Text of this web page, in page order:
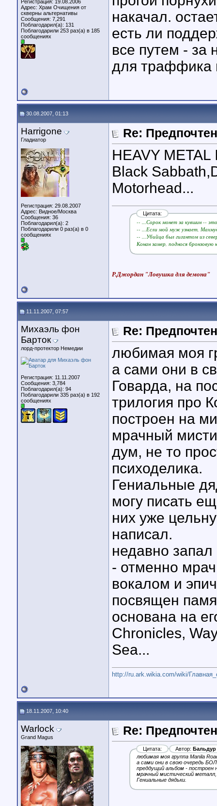
Регистрация: 19.08.2006
Адрес: Храм Очищения от
скверны альтернативы
Сообщения: 7,291
Поблагодарил(а): 131
Поблагодарили 253 раз(а) в 185
сообщениях
накачал.
есть ли
все путем - за
для траффика
30.08.2007, 01:13
Harrigone
Гладиатор
Регистрация: 29.08.2007
Адрес: Видное/Москва
Сообщения: 36
Поблагодарил(а): 2
Поблагодарили 0 раз(а) в 0
сообщениях
Re:
HEAVY METAL
Black
Motorhead...
Цитата:
-- ...Сорок монет за кувшин --
-- ...Если мой муж узнает,
-- ...Убийца был гигантом из
Конан замер, поднося бронзовую
Р.Джордан "Ловушка для демона"
11.11.2007, 07:57
Михаэль фон
Барток
лорд-протектор Немедии
Регистрация: 11.11.2007
Сообщения: 3,784
Поблагодарил(а): 94
Поблагодарили 335 раз(а) в 192
сообщениях
Re:
любимая моя
а сами они в
Говарда, на
трилогия про
построен на
мрачный
дум, не то
психоделика.
Гениальные
могу писать
них уже
написал.
недавно
- отменно
вокалом и
посвящен
основана на
Chronicles,
Sea...
http://ru.ark.wikia.com/wiki/
18.11.2007, 10:40
Warlock
Grand Magus Re:
Цитата: Автор:
любимая моя группа Manila
а сами они в свою очередь
преддущий альбом - построен
мрачный мистический
Гениальные дядьки.